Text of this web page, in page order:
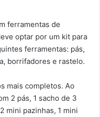
ferramentas de
optar por um kit para
ferramentas: pás,
borrifadores e rastelo.
mais completos. Ao
2 pás, 1 sacho de 3
mini pazinhas, 1 mini